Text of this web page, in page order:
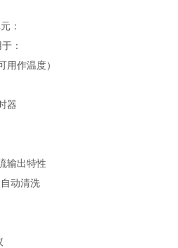
：
：
用作温度）
器
输出特性
动清洗